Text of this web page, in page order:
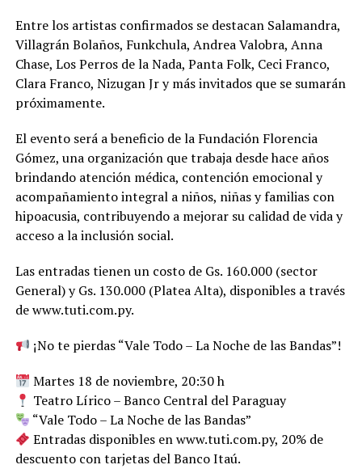
Entre los artistas confirmados se destacan Salamandra,
Villagrán Bolaños, Funkchula, Andrea Valobra, Anna
Chase, Los Perros de la Nada, Panta Folk, Ceci Franco,
Clara Franco, Nizugan Jr y más invitados que se sumarán
próximamente.
El evento será a beneficio de la Fundación Florencia
Gómez, una organización que trabaja desde hace años
brindando atención médica, contención emocional y
acompañamiento integral a niños, niñas y familias con
hipoacusia, contribuyendo a mejorar su calidad de vida y
acceso a la inclusión social.
Las entradas tienen un costo de Gs. 160.000 (sector
General) y Gs. 130.000 (Platea Alta), disponibles a través
de www.tuti.com.py.
¡No te pierdas “Vale Todo – La Noche de las Bandas”!
Martes 18 de noviembre, 20:30 h
Teatro Lírico – Banco Central del Paraguay
“Vale Todo – La Noche de las Bandas”
Entradas disponibles en www.tuti.com.py, 20% de
descuento con tarjetas del Banco Itaú.